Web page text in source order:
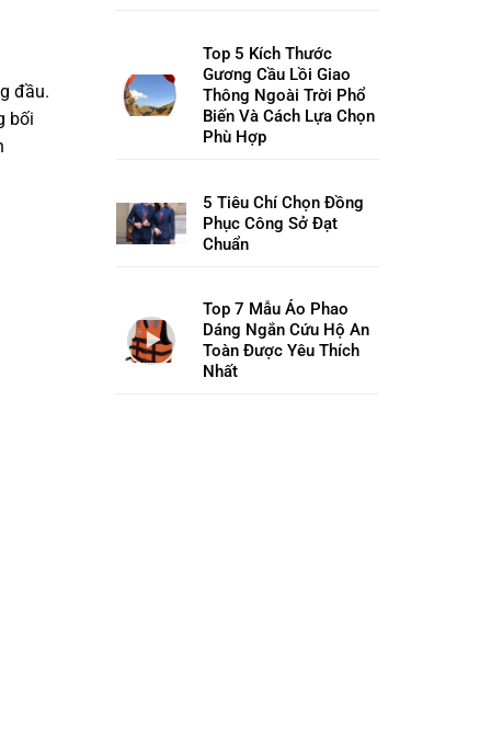
đầu.
bối
Top 5 Kích Thước
Gương Cầu Lồi Giao
Thông Ngoài Trời Phổ
Biến Và Cách Lựa Chọn
Phù Hợp
5 Tiêu Chí Chọn Đồng
Phục Công Sở Đạt
Chuẩn
Top 7 Mẫu Áo Phao
Dáng Ngắn Cứu Hộ An
Toàn Được Yêu Thích
Nhất